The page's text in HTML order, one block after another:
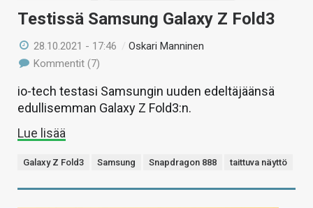
Testissä Samsung Galaxy Z Fold3
28.10.2021 - 17:46 /Oskari Manninen
Kommentit (7)
io-tech testasi Samsungin uuden edeltäjäänsä
edullisemman Galaxy Z Fold3:n.
Lue lisää
Galaxy Z Fold3 Samsung Snapdragon 888 taittuva näyttö